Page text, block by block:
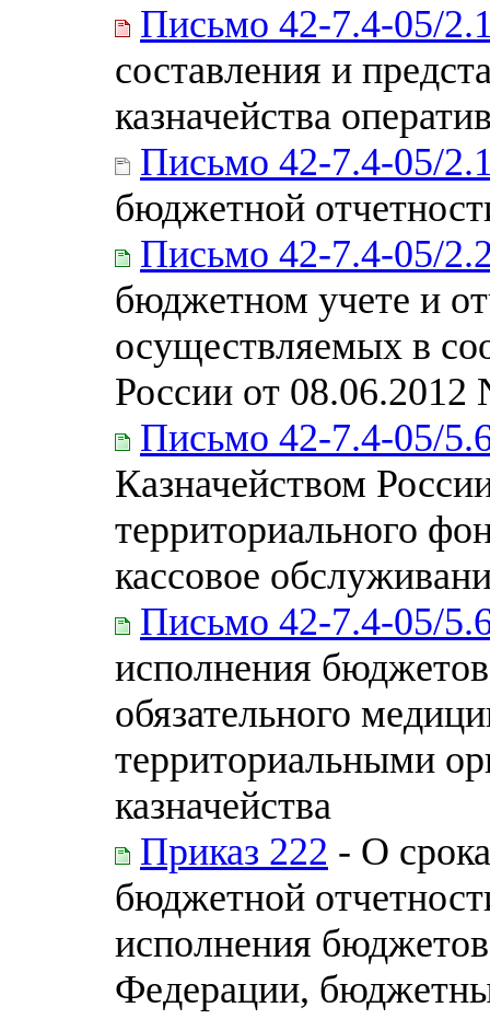
Письмо 42-7.4-05/
составления и
казначейства
Письмо 42-7.4-05/
бюджетной
Письмо 42-7.4-05/
бюджетном учете и
осуществляемых в
России от 08.06.2012
Письмо 42-7.4-05/
Казначейством
территориального
кассовое
Письмо 42-7.4-05/
исполнения
обязательного
территориальными
казначейства
Приказ 222 - О
бюджетной
исполнения
Федерации,